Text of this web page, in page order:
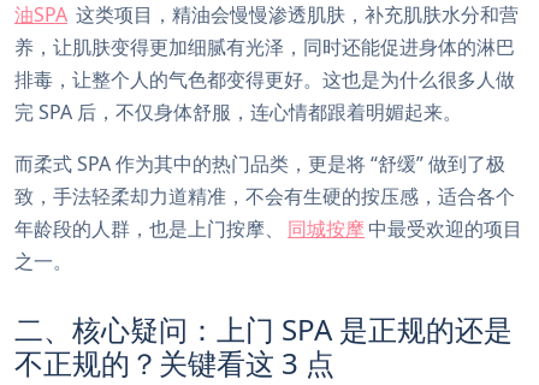
油SPA 这类项目，精油会慢慢渗透肌肤，补充肌肤水分和营
养，让肌肤变得更加细腻有光泽，同时还能促进身体的淋巴
排毒，让整个人的气色都变得更好。这也是为什么很多人做
完 SPA 后，不仅身体舒服，连心情都跟着明媚起来。
而柔式 SPA 作为其中的热门品类，更是将 “舒缓” 做到了极
致，手法轻柔却力道精准，不会有生硬的按压感，适合各个
年龄段的人群，也是上门按摩、
同城按摩 中最受欢迎的项目
之一。
二、核心疑问：上门 SPA 是正规的还是
不正规的？关键看这 3 点